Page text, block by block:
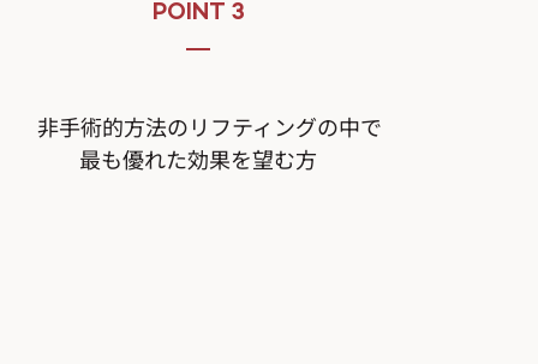
POINT 3
非手術的方法のリフティングの中で
最も優れた効果を望む方